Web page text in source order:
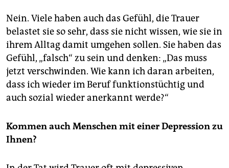
Nein. Viele haben auch das Gefühl, die Trauer
belastet sie so sehr, dass sie nicht wissen, wie sie in
ihrem Alltag damit umgehen sollen. Sie haben das
Gefühl, „falsch“ zu sein und denken: „Das muss
jetzt verschwinden. Wie kann ich daran arbeiten,
dass ich wieder im Beruf funktionstüchtig und
auch sozial wieder anerkannt werde?“
Kommen auch Menschen mit einer Depression zu
Ihnen?